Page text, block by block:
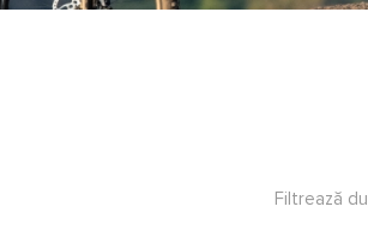
Filtrează